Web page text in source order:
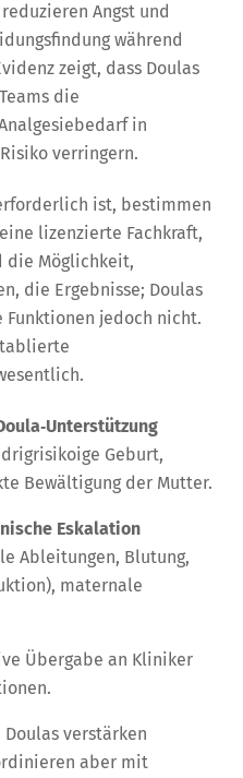
Angst und
während
zeigt, dass Doulas
die
in
verringern.
ist, bestimmen
lizenzierte Fachkraft,
die Möglichkeit,
die Ergebnisse; Doulas
Funktionen jedoch nicht.
Geburt,
Bewältigung der Mutter.
Eskalation
Ableitungen, Blutung,
maternale
Übergabe an Kliniker
Doulas verstärken
aber mit